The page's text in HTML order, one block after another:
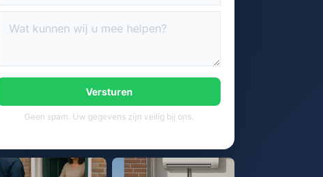
Versturen
Geen spam. Uw gegevens zijn veilig bij ons.